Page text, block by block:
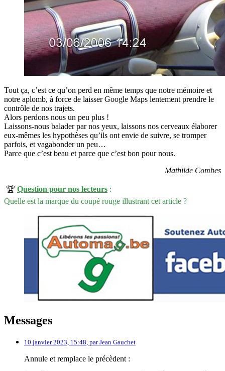
Tout ça, c’est ce qu’on perd en même temps que notre mémoire et
notre aplomb, à force de laisser Google Maps lentement prendre le
contrôle de nos trajets.
Alors perdons nous un peu plus !
Laissons-nous balader par nos yeux, laissons nos cerveaux élaborer
eux-mêmes les hypothèses qu’ils ont envie de suivre, se tromper
parfois, et vagabonder un peu…
Parce que c’est beau et parce que c’est bon pour nous.
Mathilde Combes
🏆 Question pour nos lecteurs :
Quelle est la marque du coupé rouge illustrant cet article ?
Messages
10 janvier 2023, 15:48, parJean Gauchet
Annule et remplace le précèdent :